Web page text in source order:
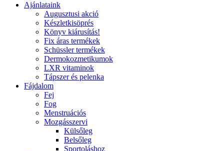
Ajánlataink
Augusztusi akció
Készletkisöprés
Könyv kiárusítás!
Fix áras termékek
Schüssler termékek
Dermokozmetikumok
LXR vitaminok
Tápszer és pelenka
Fájdalom
Fej
Fog
Menstruációs
Mozgásszervi
Külsőleg
Belsőleg
Sportoláshoz